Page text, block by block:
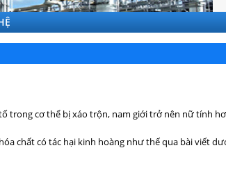
trong cơ thể bị xáo trộn, nam giới trở nên nữ tính
chất có tác hại kinh hoàng như thế qua bài viết